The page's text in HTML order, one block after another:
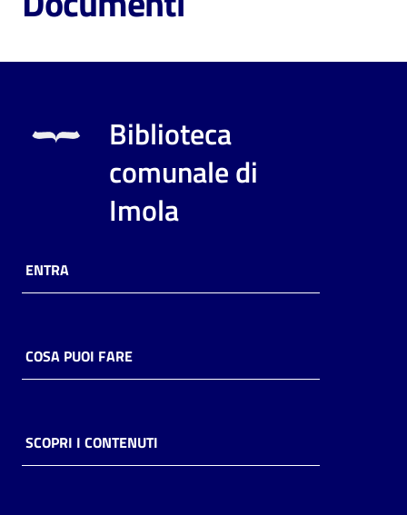
puoi
Risorse
online
Casa
Piani
Biblioteca
comunale di
Imola
ENTRA
COSA PUOI FARE
SCOPRI I CONTENUTI